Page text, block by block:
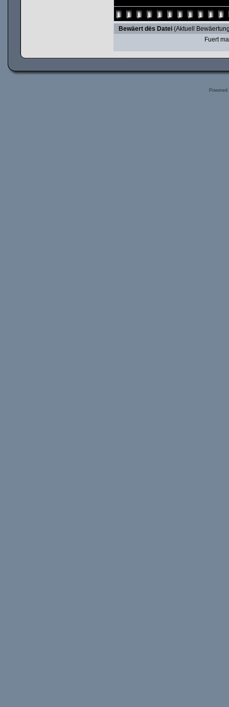
Bewäert dës Datei(Aktuell
Fuert